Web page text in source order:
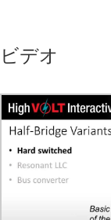
ビデオ